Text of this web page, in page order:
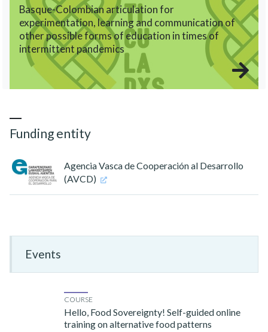
Basque-Colombian articulation for
experimentation, learning and communication of
other possible forms of education in times of
intermittent pandemics
Funding entity
Agencia Vasca de Cooperación al Desarrollo
(AVCD)
Events
COURSE
Hello, Food Sovereignty! Self-guided online
training on alternative food patterns